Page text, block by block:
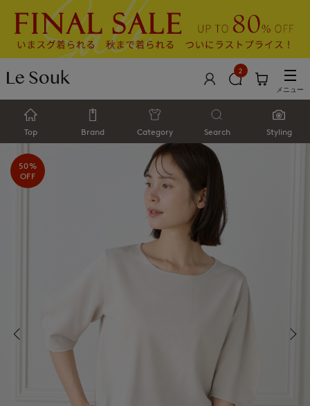
2
メニュー
Top Brand Category Search Styling
50%
OFF